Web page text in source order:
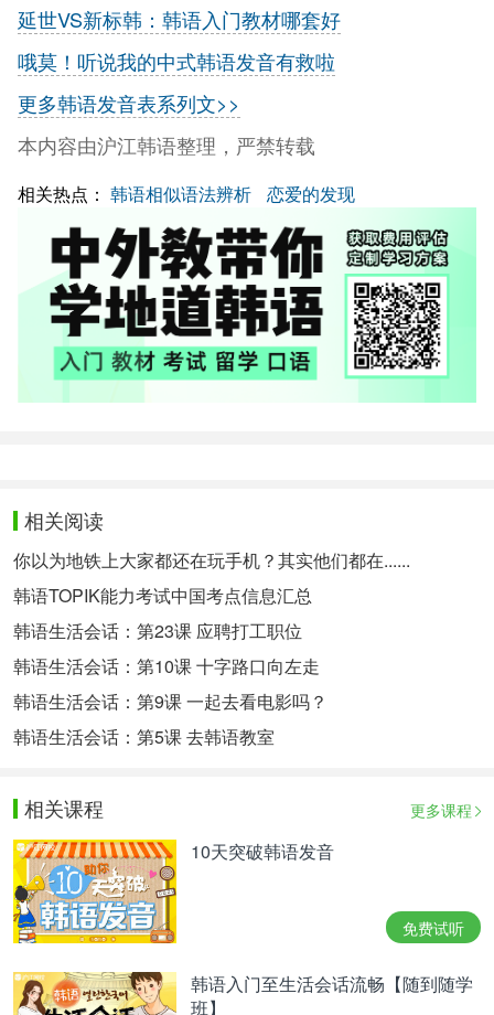
延世VS新标韩：韩语入门教材哪套好
哦莫！听说我的中式韩语发音有救啦
更多韩语发音表系列文>>
本内容由沪江韩语整理，严禁转载
相关热点： 韩语相似语法辨析 恋爱的发现
相关阅读
你以为地铁上大家都还在玩手机？其实他们都在......
韩语TOPIK能力考试中国考点信息汇总
韩语生活会话：第23课 应聘打工职位
韩语生活会话：第10课 十字路口向左走
韩语生活会话：第9课 一起去看电影吗？
韩语生活会话：第5课 去韩语教室
相关课程 更多课程
10天突破韩语发音
免费试听
韩语入门至生活会话流畅【随到随学
班】